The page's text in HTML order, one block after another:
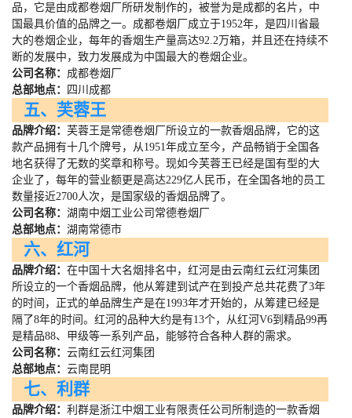
品，它是由成都卷烟厂所研发制作的，被誉为是成都的名片，中
国最具价值的品牌之一。成都卷烟厂成立于1952年，是四川省最
大的卷烟企业，每年的香烟生产量高达92.2万箱，并且还在持续不
断的发展中，致力发展成为中国最大的卷烟企业。
公司名称： 成都卷烟厂
总部地点：
四川成都
五、芙蓉王
品牌介绍： 芙蓉王是常德卷烟厂所设立的一款香烟品牌，它的这
款产品拥有十几个牌号，从1951年成立至今，产品畅销于全国各
地名获得了无数的奖章和称号。现如今芙蓉王已经是国有型的大
企业了，每年的营业额更是高达229亿人民币，在全国各地的员工
数量接近2700人次，是国家级的香烟品牌了。
公司名称： 湖南中烟工业公司常德卷烟厂
总部地点： 湖南常德市
六、红河
品牌介绍： 在中国十大名烟排名中，红河是由云南红云红河集团
所设立的一个香烟品牌，他从筹建到试产在到投产总共花费了3年
的时间，正式的单品牌生产是在1993年才开始的，从筹建已经是
隔了8年的时间。红河的品种大约是有13个，从红河 V6到精品99再
是精品88、甲级等一系列产品，能够符合各种人群的需求。
公司名称： 云南红云红河集团
总部地点： 云南昆明
七、利群
品牌介绍： 利群是浙江中烟工业有限责任公司所制造的一款香烟